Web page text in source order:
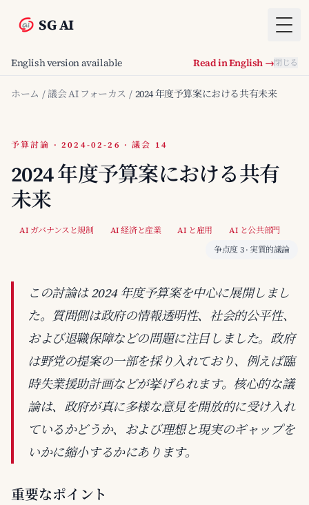
SG AI
English version available Read in English →閉じる
ホーム / 議会 AI フォーカス / 2024 年度予算案における共有未来
予算討論 · 2024-02-26 · 議会 14
2024 年度予算案における共有
未来
AI ガバナンスと規制 AI 経済と産業 AI と雇用
AI と公共部門
争点度 3 · 実質的議論
この討論は 2024 年度予算案を中心に展開しまし
た。質問側は政府の情報透明性、社会的公平性、
および退職保障などの問題に注目しました。政府
は野党の提案の一部を採り入れており、例えば臨
時失業援助計画などが挙げられます。核心的な議
論は、政府が真に多様な意見を開放的に受け入れ
ているかどうか、および理想と現実のギャップを
いかに縮小するかにあります。
重要なポイント